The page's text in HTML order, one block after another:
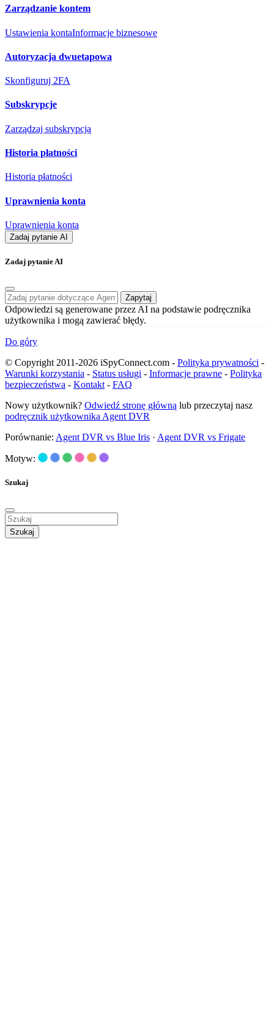
Zarządzanie kontem
Ustawienia kontaInformacje biznesowe
Autoryzacja dwuetapowa
Skonfiguruj 2FA
Subskrypcje
Zarządzaj subskrypcją
Historia płatności
Historia płatności
Uprawnienia konta
Uprawnienia konta
Zadaj pytanie AI
Zadaj pytanie AI
Zapytaj
Odpowiedzi są generowane przez AI na podstawie podręcznika
użytkownika i mogą zawierać błędy.
Do góry
© Copyright 2011-2026 iSpyConnect.com - Polityka prywatności -
Warunki korzystania - Status usługi - Informacje prawne - Polityka
bezpieczeństwa - Kontakt - FAQ
Nowy użytkownik? Odwiedź stronę główną lub przeczytaj nasz
podręcznik użytkownika Agent DVR
Porównanie: Agent DVR vs Blue Iris · Agent DVR vs Frigate
Motyw:
Szukaj
Szukaj